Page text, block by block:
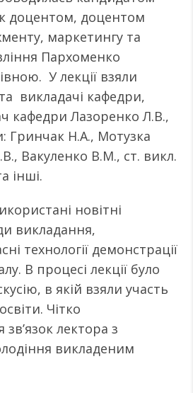
доцентом, доцентом
маркетингу та
Пархоменко
У лекції взяли
викладачі кафедри,
кафедри Лазоренко Л.В.,
Гринчак Н.А., Мотузка
Вакуленко В.М., ст. викл.
інші.
новітні
викладання,
технології демонстрації
В процесі лекції було
в якій взяли участь
Чітко
зв’язок лектора з
викладеним